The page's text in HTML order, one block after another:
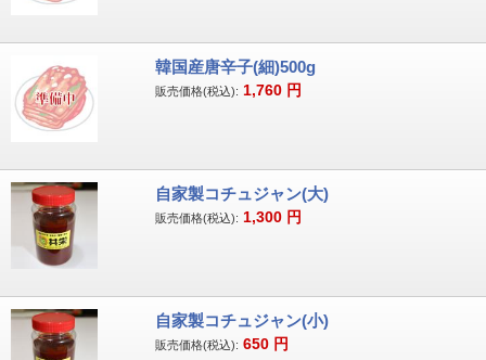
韓国産唐辛子(細)500g
販売価格(税込): 1,760 円
自家製コチュジャン(大)
販売価格(税込): 1,300 円
自家製コチュジャン(小)
販売価格(税込): 650 円